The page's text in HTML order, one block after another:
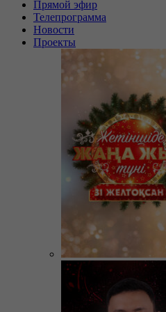
Прямой эфир
Телепрограмма
Новости
Проекты